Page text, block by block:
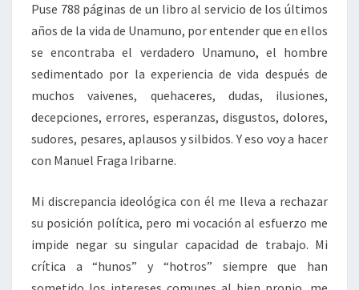
Puse 788 páginas de un libro al servicio de los últimos
años de la vida de Unamuno, por entender que en ellos
se encontraba el verdadero Unamuno, el hombre
sedimentado por la experiencia de vida después de
muchos vaivenes, quehaceres, dudas, ilusiones,
decepciones, errores, esperanzas, disgustos, dolores,
sudores, pesares, aplausos y silbidos. Y eso voy a hacer
con Manuel Fraga Iribarne.
Mi discrepancia ideológica con él me lleva a rechazar
su posición política, pero mi vocación al esfuerzo me
impide negar su singular capacidad de trabajo. Mi
crítica a “hunos” y “hotros” siempre que han